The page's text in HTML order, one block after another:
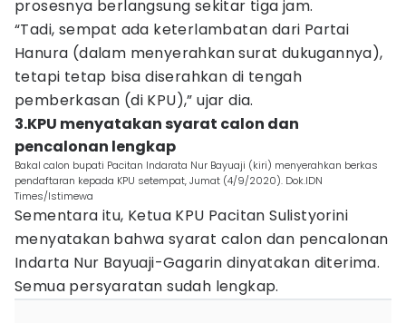
prosesnya berlangsung sekitar tiga jam.
“Tadi, sempat ada keterlambatan dari Partai
Hanura (dalam menyerahkan surat dukugannya),
tetapi tetap bisa diserahkan di tengah
pemberkasan (di KPU),” ujar dia.
3.KPU menyatakan syarat calon dan
pencalonan lengkap
Bakal calon bupati Pacitan Indarata Nur Bayuaji (kiri) menyerahkan berkas
pendaftaran kepada KPU setempat, Jumat (4/9/2020). Dok.IDN
Times/Istimewa
Sementara itu, Ketua KPU Pacitan Sulistyorini
menyatakan bahwa syarat calon dan pencalonan
Indarta Nur Bayuaji-Gagarin dinyatakan diterima.
Semua persyaratan sudah lengkap.